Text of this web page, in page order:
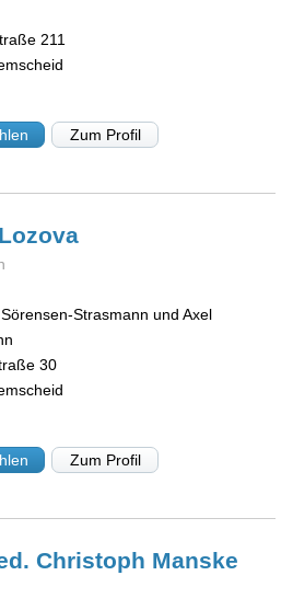
211
Zum Profil
Lozova
Strasmann und Axel
30
Zum Profil
Christoph Manske